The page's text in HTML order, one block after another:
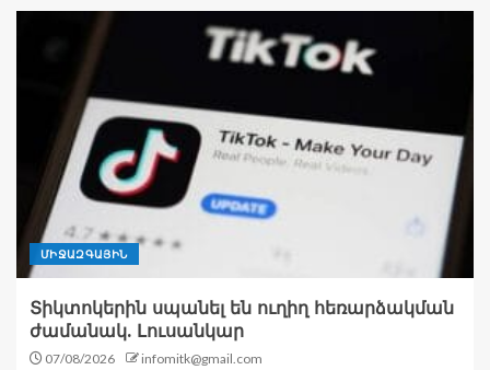
ՄԻՋԱԶԳԱՅԻՆ
Տիկտոկերին սպանել են ուղիղ հեռարձակման
ժամանակ. Լուսանկար
07/08/2026 infomitk@gmail.com